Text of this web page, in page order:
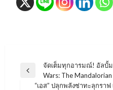
แนะแนว
เรื่อง
Previous
จัดเต็มทุกอารมณ์! อัลบั้ม
Wars: The
“เอส” ปลุกพลังซ่าทะลุกราฟ